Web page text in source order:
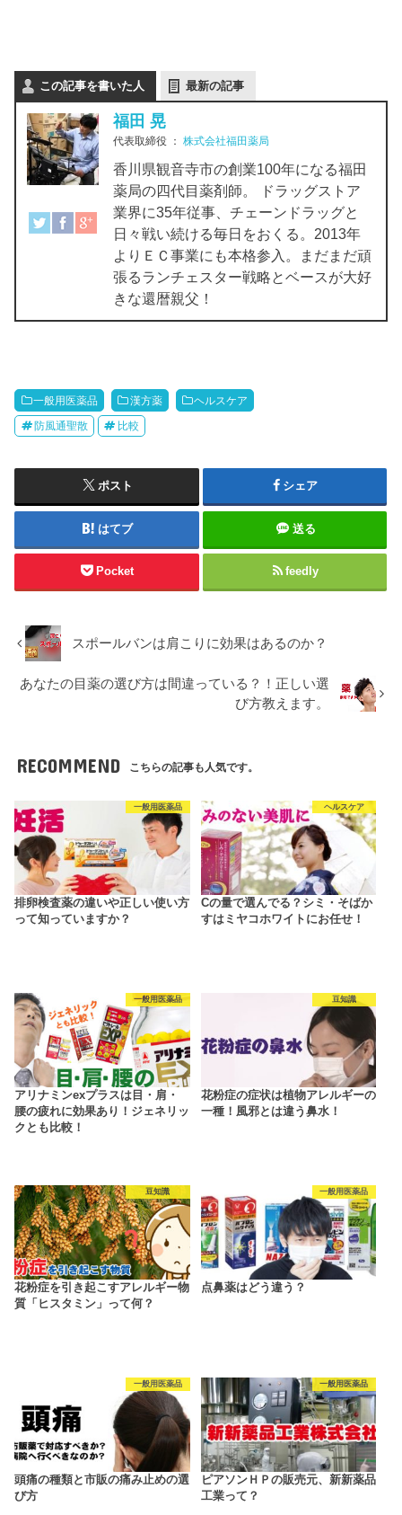
この記事を書いた人 最新の記事
福田 晃
代表取締役 ：株式会社福田薬局
香川県観音寺市の創業100年になる福田
薬局の四代目薬剤師。 ドラッグストア
業界に35年従事、チェーンドラッグと
日々戦い続ける毎日をおくる。2013年
よりＥＣ事業にも本格参入。まだまだ頑
張るランチェスター戦略とベースが大好
きな還暦親父！
一般用医薬品 漢方薬 ヘルスケア
防風通聖散 比較
ポスト シェア
はてブ 送る
Pocket feedly
スポールバンは肩こりに効果はあるのか？
あなたの目薬の選び方は間違っている？！正しい選
び方教えます。
RECOMMEND こちらの記事も人気です。
一般用医薬品
排卵検査薬の違いや正しい使い方
って知っていますか？
ヘルスケア
Cの量で選んでる？シミ・そばか
すはミヤコホワイトにお任せ！
一般用医薬品
アリナミンexプラスは目・肩・
腰の疲れに効果あり！ジェネリッ
クとも比較！
豆知識
花粉症の症状は植物アレルギーの
一種！風邪とは違う鼻水！
豆知識
花粉症を引き起こすアレルギー物
質「ヒスタミン」って何？
一般用医薬品
点鼻薬はどう違う？
一般用医薬品
頭痛の種類と市販の痛み止めの選
び方
一般用医薬品
ピアソンＨＰの販売元、新新薬品
工業って？